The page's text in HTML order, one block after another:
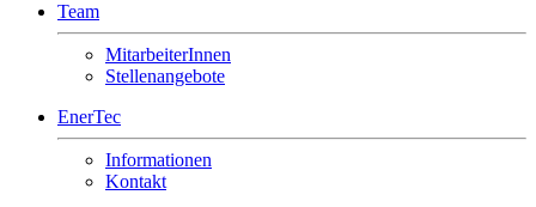
Team
MitarbeiterInnen
Stellenangebote
EnerTec
Informationen
Kontakt